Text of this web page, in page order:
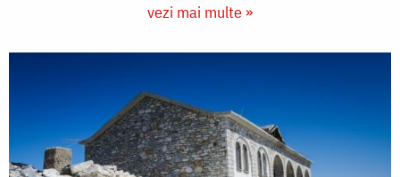
vezi mai multe »